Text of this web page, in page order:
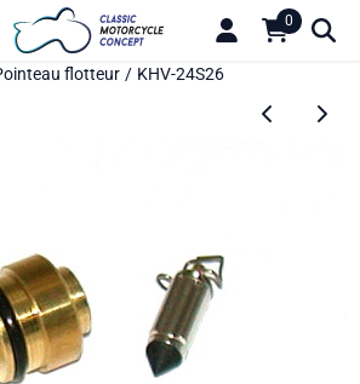
disponibles. Choisissez les paramètres
0
flotteur / KHV-24S26